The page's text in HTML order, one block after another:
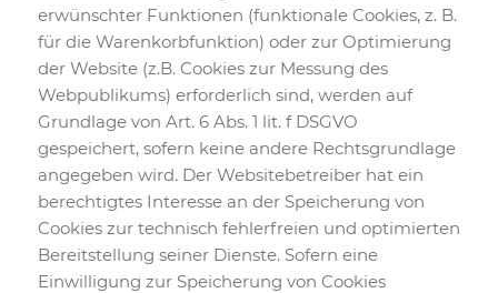
erwünschter Funktionen (funktionale Cookies, z. B.
für die Warenkorbfunktion) oder zur Optimierung
der Website (z.B. Cookies zur Messung des
Webpublikums) erforderlich sind, werden auf
Grundlage von Art. 6 Abs. 1 lit. f DSGVO
gespeichert, sofern keine andere Rechtsgrundlage
angegeben wird. Der Websitebetreiber hat ein
berechtigtes Interesse an der Speicherung von
Cookies zur technisch fehlerfreien und optimierten
Bereitstellung seiner Dienste. Sofern eine
Einwilligung zur Speicherung von Cookies